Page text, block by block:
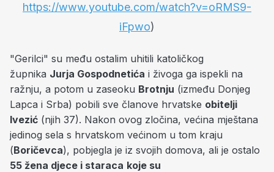
https://www.youtube.com/watch?v=oRMS9-
iFpwo)
"Gerilci" su među ostalim uhitili katoličkog
župnika Jurja Gospodnetića i živoga ga ispekli na
ražnju, a potom u zaseoku Brotnju (između Donjeg
Lapca i Srba) pobili sve članove hrvatske obitelji
Ivezić (njih 37). Nakon ovog zločina, većina mještana
jedinog sela s hrvatskom većinom u tom kraju
(Boričevca), pobjegla je iz svojih domova, ali je ostalo
55 žena djece i staraca koje su